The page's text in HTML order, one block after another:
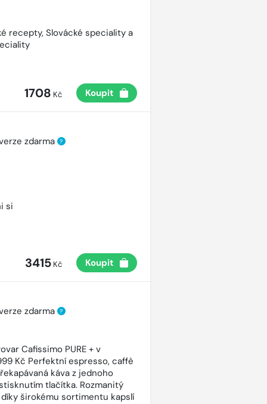
recepty, Slovácké speciality a
1708 Kč Koupit
zdarma ?
si
3415Kč Koupit
zdarma ?
Cafissimo PURE + v
Kč Perfektní espresso, caffè
káva z jednoho
tlačítka. Rozmanitý
širokému sortimentu kapslí